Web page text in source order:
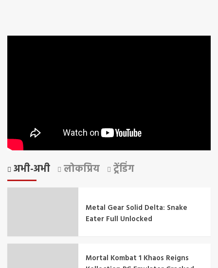
अभी-अभी लोकप्रिय ट्रेंडिंग
Metal Gear Solid Delta: Snake
Eater Full Unlocked
Mortal Kombat 1 Khaos Reigns